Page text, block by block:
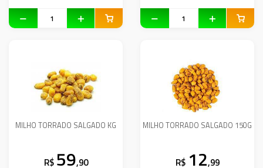
MILHO TORRADO SALGADO KG
R$ 59,90
MILHO TORRADO SALGADO 150G
R$ 12,99